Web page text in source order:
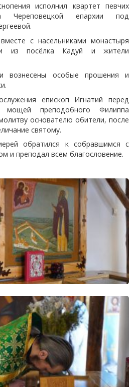
исполнил квартет певчих
Череповецкой епархии под
с насельниками монастыря
из посёлка Кадуй и жители
вознесены особые прошения и
епископ Игнатий перед
преподобного Филиппа
основателю обители, после
святому.
обратился к собравшимся с
и преподал всем благословение.